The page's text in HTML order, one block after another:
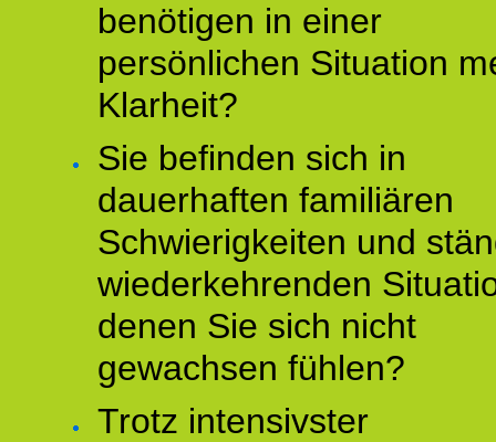
benötigen in einer
persönlichen Situation
Klarheit?
Sie befinden sich in
dauerhaften familiären
Schwierigkeiten und
wiederkehrenden
denen Sie sich nicht
gewachsen fühlen?
Trotz intensivster